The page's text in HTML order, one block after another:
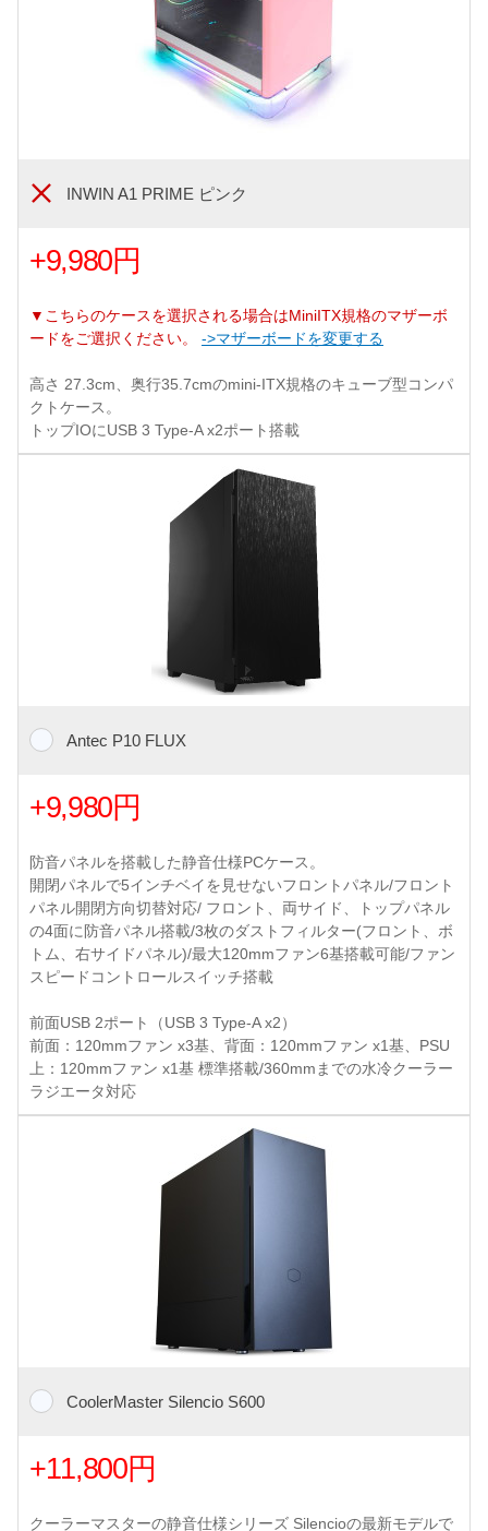
INWIN A1 PRIME ピンク
+9,980円
▼こちらのケースを選択される場合はMiniITX規格のマザーボ
ードをご選択ください。 ->マザーボードを変更する
高さ 27.3cm、奥行35.7cmのmini-ITX規格のキューブ型コンパ
クトケース。
トップIOにUSB 3 Type-A x2ポート搭載
Antec P10 FLUX
+9,980円
防音パネルを搭載した静音仕様PCケース。
開閉パネルで5インチベイを見せないフロントパネル/フロント
パネル開閉方向切替対応/ フロント、両サイド、トップパネル
の4面に防音パネル搭載/3枚のダストフィルター(フロント、ボ
トム、右サイドパネル)/最大120mmファン6基搭載可能/ファン
スピードコントロールスイッチ搭載
前面USB 2ポート（USB 3 Type-A x2）
前面：120mmファン x3基、背面：120mmファン x1基、PSU
上：120mmファン x1基 標準搭載/360mmまでの水冷クーラー
ラジエータ対応
CoolerMaster Silencio S600
+11,800円
クーラーマスターの静音仕様シリーズ Silencioの最新モデルで